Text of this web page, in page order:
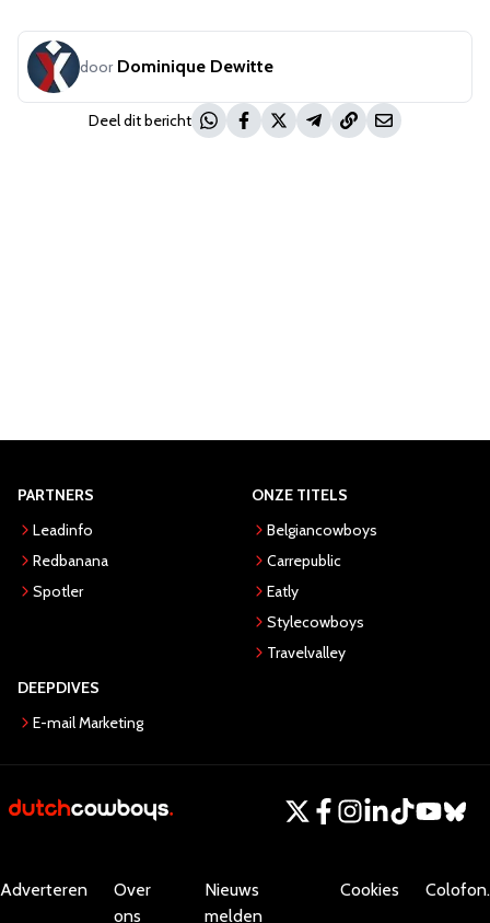
door Dominique Dewitte
Deel dit bericht
PARTNERS
Leadinfo
Redbanana
Spotler
ONZE TITELS
Belgiancowboys
Carrepublic
Eatly
Stylecowboys
Travelvalley
DEEPDIVES
E-mail Marketing
Adverteren
Over
ons
Nieuws
melden
Cookies Colofon.